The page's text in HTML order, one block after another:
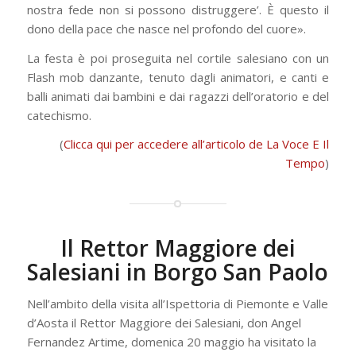
nostra fede non si possono distruggere’. È questo il
dono della pace che nasce nel profondo del cuore».
La festa è poi proseguita nel cortile salesiano con un
Flash mob danzante, tenuto dagli animatori, e canti e
balli animati dai bambini e dai ragazzi dell’oratorio e del
catechismo.
(Clicca qui per accedere all’articolo de La Voce E Il
Tempo)
Il Rettor Maggiore dei
Salesiani in Borgo San Paolo
Nell’ambito della visita all’Ispettoria di Piemonte e Valle
d’Aosta il Rettor Maggiore dei Salesiani, don Angel
Fernandez Artime, domenica 20 maggio ha visitato la